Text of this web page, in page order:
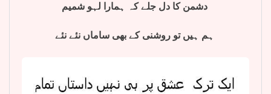
دشمن کا دل جلے کہ ہمارا لہو شمیم